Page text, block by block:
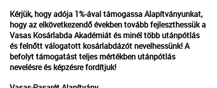
Kérjük, hogy adója 1%-ával támogassa Alapítványunkat,
hogy az elkövetkezendő években tovább fejleszthessük a
Vasas Kosárlabda Akadémiát és minél több utánpótlás
és felnőtt válogatott kosárlabdázót nevelhessünk! A
befolyt támogatást teljes mértékben utánpótlás
nevelésre és képzésre fordítjuk!